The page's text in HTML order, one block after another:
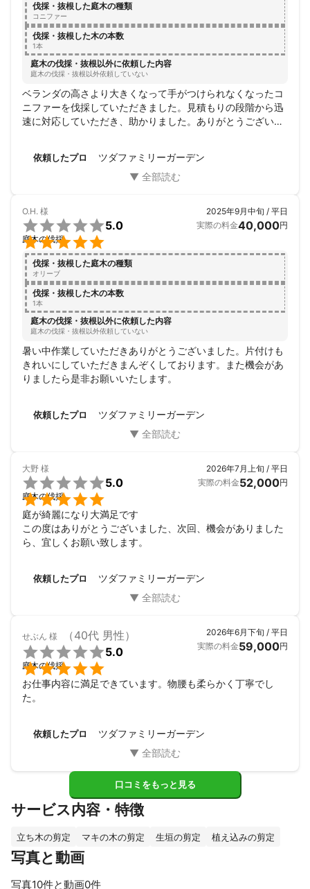
伐採・抜根した庭木の種類
コニファー
伐採・抜根した木の本数
1本
庭木の伐採・抜根以外に依頼した内容
庭木の伐採・抜根以外依頼していない
ベランダの高さより大きくなって手がつけられなくなったコ
ニファーを伐採していただきました。見積もりの段階から迅
速に対応していただき、助かりました。ありがとうございま
依頼したプロ ツダファミリーガーデン
O.H. 様


5.0
庭木の伐採
2025年9月中旬 / 平日
実際の料金40,000円
伐採・抜根した庭木の種類
オリーブ
伐採・抜根した木の本数
1本
庭木の伐採・抜根以外に依頼した内容
庭木の伐採・抜根以外依頼していない
暑い中作業していただきありがとうございました。片付けも
きれいにしていただきまんぞくしております。また機会があ
りましたら是非お願いいたします。
依頼したプロ ツダファミリーガーデン
大野 様


5.0
庭木の伐採
2026年7月上旬 / 平日
実際の料金52,000円
庭が綺麗になり大満足です
この度はありがとうございました、次回、機会がありました
ら、宜しくお願い致します。
依頼したプロ ツダファミリーガーデン
せぶん 様 （40代 男性）


5.0
庭木の伐採
2026年6月下旬 / 平日
実際の料金59,000円
お仕事内容に満足できています。物腰も柔らかく丁寧でし
た。
依頼したプロ ツダファミリーガーデン
口コミをもっと見る
サービス内容・特徴
立ち木の剪定 マキの木の剪定 生垣の剪定 植え込みの剪定
写真と動画
写真10件と動画0件